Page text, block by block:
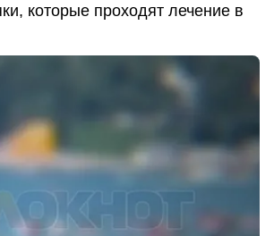
которые проходят лечение в